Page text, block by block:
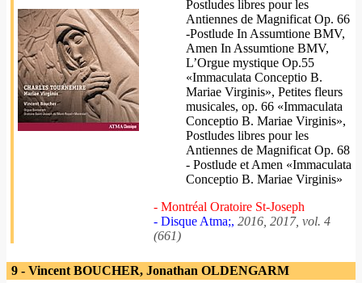
Postludes libres pour les
Antiennes de Magnificat Op. 66
-Postlude In Assumtione BMV,
Amen In Assumtione BMV,
L’Orgue mystique Op.55
«Immaculata Conceptio B.
Mariae Virginis», Petites fleurs
musicales, op. 66 «Immaculata
Conceptio B. Mariae Virginis»,
Postludes libres pour les
Antiennes de Magnificat Op. 68
- Postlude et Amen «Immaculata
Conceptio B. Mariae Virginis»
- Montréal Oratoire St-Joseph
- Disque Atma;, 2016, 2017, vol. 4
(661)
9 - Vincent BOUCHER, Jonathan OLDENGARM